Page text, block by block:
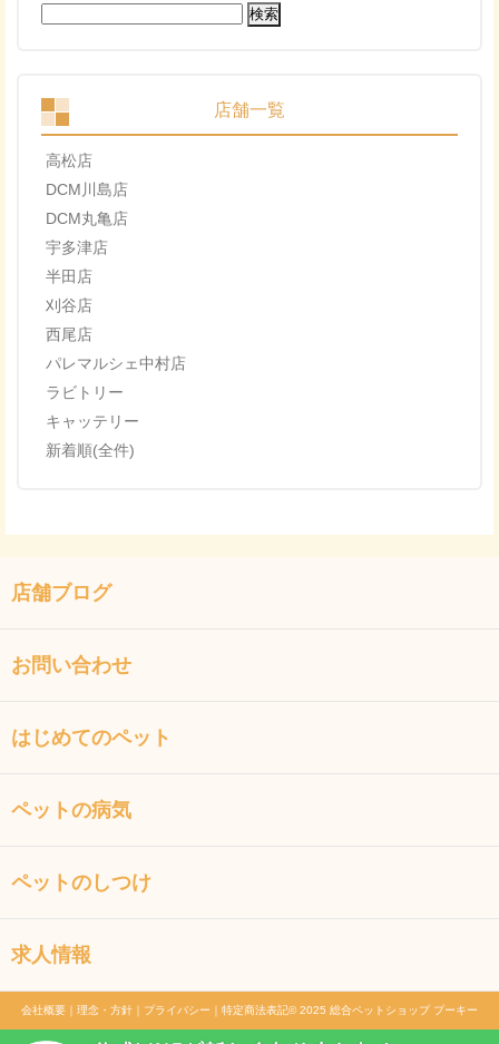
検
索:
店舗一覧
高松店
DCM川島店
DCM丸亀店
宇多津店
半田店
刈谷店
西尾店
パレマルシェ中村店
ラビトリー
キャッテリー
新着順(全件)
店舗ブログ
お問い合わせ
はじめてのペット
ペットの病気
ペットのしつけ
求人情報
会社概要 ｜ 理念・方針 ｜ プライバシー ｜ 特定商法表記© 2025 総合ペットショップ プーキー